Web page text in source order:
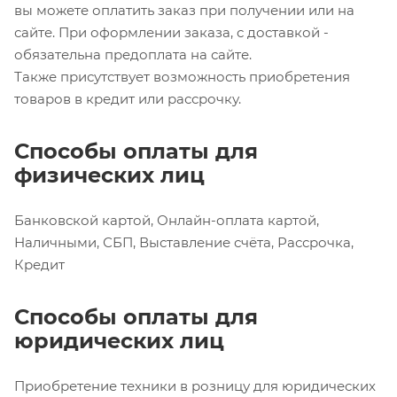
вы можете оплатить заказ при получении или на
сайте. При оформлении заказа, с доставкой -
обязательна предоплата на сайте.
Также присутствует возможность приобретения
товаров в кредит или рассрочку.
Способы оплаты для
физических лиц
Банковской картой, Онлайн-оплата картой,
Наличными, СБП, Выставление счёта, Рассрочка,
Кредит
Способы оплаты для
юридических лиц
Приобретение техники в розницу для юридических